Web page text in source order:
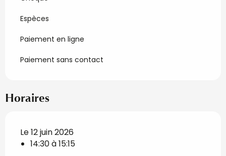
Espèces
Paiement en ligne
Paiement sans contact
Horaires
Le 12 juin 2026
14:30 à 15:15